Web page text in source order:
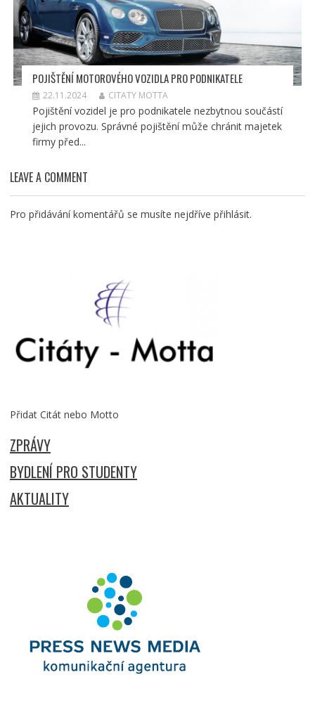
POJIŠTĚNÍ MOTOROVÉHO VOZIDLA PRO PODNIKATELE
22.11.2024 CITATY MOTTA
Pojištění vozidel je pro podnikatele nezbytnou součástí
jejich provozu. Správné pojištění může chránit majetek
firmy před...
LEAVE A COMMENT
Pro přidávání komentářů se musíte nejdříve přihlásit.
Přidat Citát nebo Motto
ZPRÁVY
BYDLENÍ PRO STUDENTY
AKTUALITY